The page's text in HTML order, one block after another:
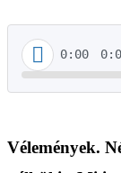
0:00
Vélemények.